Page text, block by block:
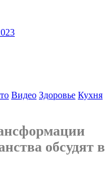
Видео Здоровье Кухня
обсудят в